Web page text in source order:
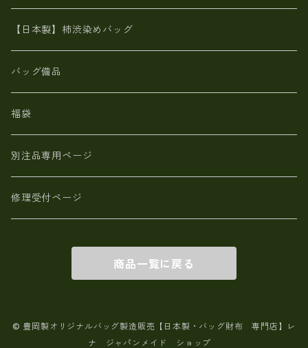
革小物・財布【日本製】メンズ レディース
【日本製】メンズ 財布 アザラシ革(シールスキン)
【日本製】柿渋染めバッグ
バッグ備品
福袋
別注品専用ページ
修理受付ページ
商品一覧に戻る
© 豊岡製オリジナルバッグ製造販売【日本製・バッグ財布 専門店】レ
ナ ジャパンメイド ショップ